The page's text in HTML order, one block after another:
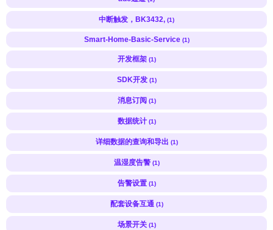
中断触发，BK3432, (1)
Smart-Home-Basic-Service (1)
开发框架 (1)
SDK开发 (1)
消息订阅 (1)
数据统计 (1)
详细数据的查询和导出 (1)
温湿度告警 (1)
告警设置 (1)
配套设备互通 (1)
场景开关 (1)